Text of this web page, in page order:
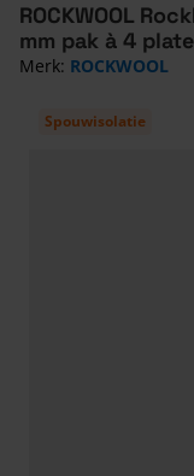
Spouwisolatie
ROCKWOOL
mm pak à 4
Merk: ROCKWOOL